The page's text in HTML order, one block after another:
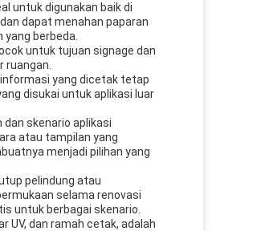
untuk digunakan baik di
dapat menahan paparan
berbeda.
untuk tujuan signage dan
yang dicetak tetap
disukai untuk aplikasi luar
skenario aplikasi
atau tampilan yang
menjadi pilihan yang
pelindung atau
selama renovasi
untuk berbagai skenario.
UV, dan ramah cetak, adalah